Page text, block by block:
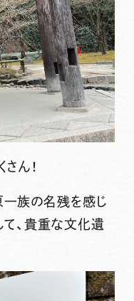
ん！
族の名残を感じ
て、貴重な文化遺